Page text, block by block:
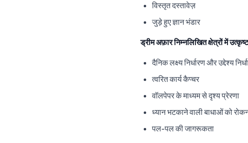
विस्तृत दस्तावेज़
जुड़े हुए ज्ञान भंडार
ड्रीम अफ़ार निम्नलिखित क्षेत्रों में
दैनिक लक्ष्य निर्धारण और उद्देश्य
त्वरित कार्य कैप्चर
वॉलपेपर के माध्यम से दृश्य प्रेरणा
ध्यान भटकाने वाली बाधाओं को
पल-पल की जागरूकता